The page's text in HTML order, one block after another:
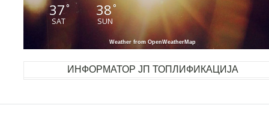
37°
SAT
38°
SUN
Weather from OpenWeatherMap
ИНФОРМАТОР ЈП ТОПЛИФИКАЦИЈА